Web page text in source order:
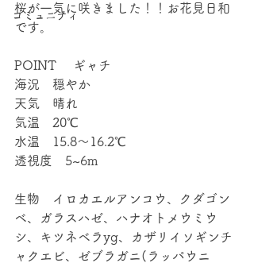
コミュニティ
桜が一気に咲きました！！お花見日和
です。
POINT 　ギャチ
海況　穏やか
天気　晴れ
気温　20℃
水温　15.8～16.2℃
透視度　5~6m
生物　イロカエルアンコウ、クダゴン
ベ、ガラスハゼ、ハナオトメウミウ
シ、キツネベラyg、カザリイソギンチ
ャクエビ、ゼブラガニ(ラッパウニ